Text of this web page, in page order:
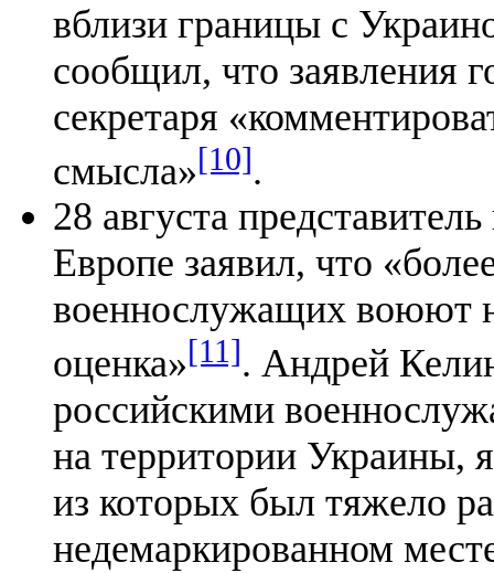
вблизи границы с
сообщил, что заявления
секретаря
смысла»[10].
28 августа
Европе заявил, что
военнослужащих воюют
оценка»[11]. Андрей
российскими
на территории Украины,
из которых был тяжело
недемаркированном